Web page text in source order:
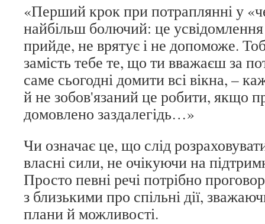
«Перший крок при потраплянні у
найбільш болючий: це
прийде, не врятує і не допоможе.
замість тебе те, що ти вважаєш за
саме сьогодні домити всі вікна, –
й не зобов'язаний це робити, якщо
домовлено заздалегідь…»
Чи означає це, що слід
власні сили, не очікуючи на
Просто певні речі потрібно
з близькими про спільні дії,
плани й можливості.